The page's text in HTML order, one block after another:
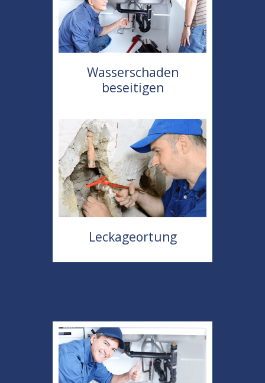
Wasserschaden
beseitigen
Leckageortung